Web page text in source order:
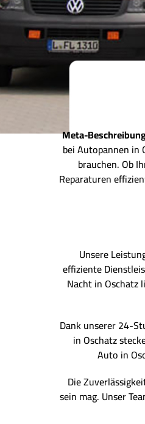
Meta-
bei Autopannen in
brauchen. Ob
Reparaturen
Unsere
effiziente
Nacht in Oschatz
Dank unserer 24-
in Oschatz
Auto in
Die
sein mag. Unser